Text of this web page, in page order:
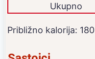
Ukupno
Približno kalorija: 180